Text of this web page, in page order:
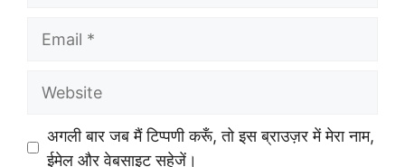
Website
अगली बार जब मैं टिप्पणी करूँ, तो इस ब्राउज़र में मेरा नाम,
ईमेल और वेबसाइट सहेजें।